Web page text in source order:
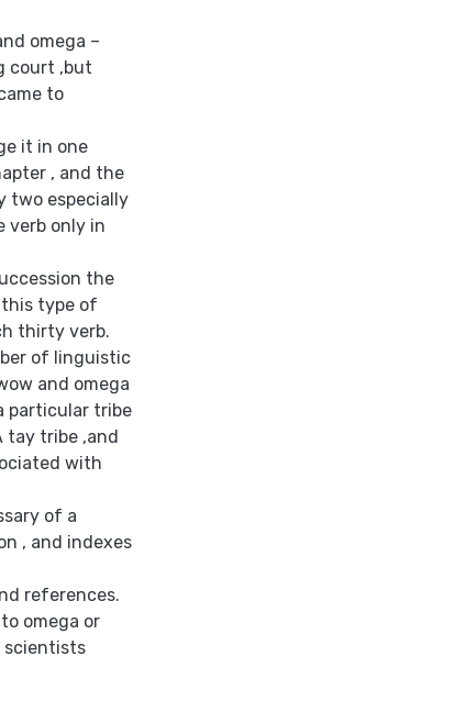
omega –
court ,but
to
it in one
, and the
two especially
verb only in
the
type of
thirty verb.
of linguistic
and omega
particular tribe
tay tribe ,and
with
of a
, and indexes
references.
omega or
scientists